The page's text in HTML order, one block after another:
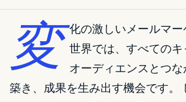
変 化の激しいメールマ
世界では、すべての
オーディエンスとつ
築き、成果を生み出す機会です。